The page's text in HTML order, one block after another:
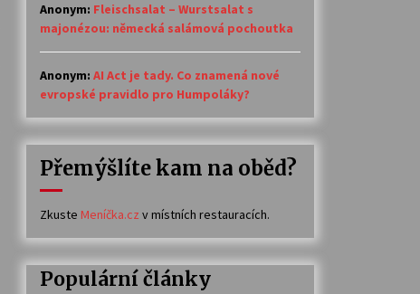
Anonym: Fleischsalat – Wurstsalat s
majonézou: německá salámová pochoutka
Anonym: AI Act je tady. Co znamená nové
evropské pravidlo pro Humpoláky?
Přemýšlíte kam na oběd?
Zkuste Meníčka.cz v místních restauracích.
Populární články